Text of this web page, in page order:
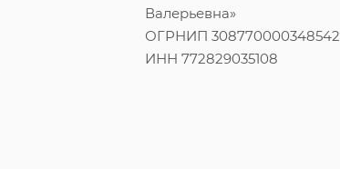
Валерьевна»
ОГРНИП 308770000348542
ИНН 772829035108